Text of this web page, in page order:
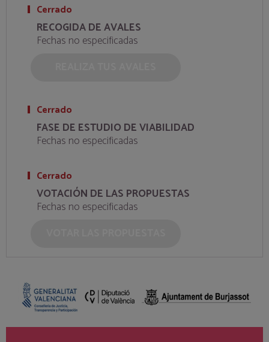
Cerrado
RECOGIDA DE AVALES
Fechas no especificadas
Cerrado
FASE DE ESTUDIO DE VIABILIDAD
Fechas no especificadas
Cerrado
VOTACIÓN DE LAS PROPUESTAS
Fechas no especificadas